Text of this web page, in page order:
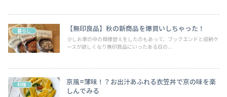
暮らし 【無印良品】秋の新商品を爆買いしちゃった！
少しお家の中の模様替えをしたのもあって、ブックエンドと収納ケ
ースが欲しくなり無印良品にいったある日の...
料理
京風=薄味！？お出汁あふれる衣笠丼で京の味を楽
しんでみる